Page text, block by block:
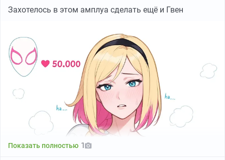
...
Захотелось в этом амплуа сделать ещё и Гвен
Показать полностью 1